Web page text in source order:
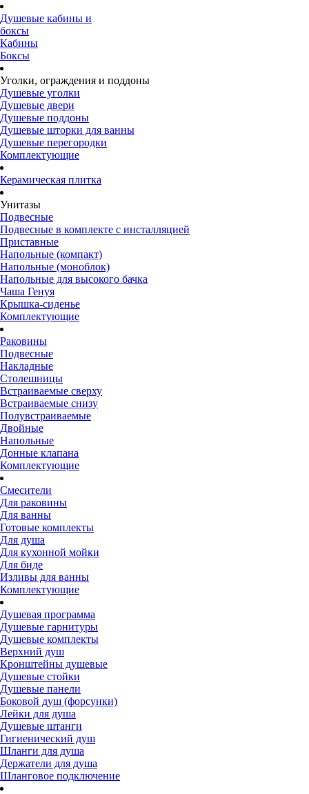
Душевые кабины и
боксы
Кабины
Боксы
Уголки, ограждения и поддоны
Душевые уголки
Душевые двери
Душевые поддоны
Душевые шторки для ванны
Душевые перегородки
Комплектующие
Керамическая плитка
Унитазы
Подвесные
Подвесные в комплекте с инсталляцией
Приставные
Напольные (компакт)
Напольные (моноблок)
Напольные для высокого бачка
Чаша Генуя
Крышка-сиденье
Комплектующие
Раковины
Подвесные
Накладные
Столешницы
Встраиваемые сверху
Встраиваемые снизу
Полувстраиваемые
Двойные
Напольные
Донные клапана
Комплектующие
Смесители
Для раковины
Для ванны
Готовые комплекты
Для душа
Для кухонной мойки
Для биде
Изливы для ванны
Комплектующие
Душевая программа
Душевые гарнитуры
Душевые комплекты
Верхний душ
Кронштейны душевые
Душевые стойки
Душевые панели
Боковой душ (форсунки)
Лейки для душа
Душевые штанги
Гигиенический душ
Шланги для душа
Держатели для душа
Шланговое подключение